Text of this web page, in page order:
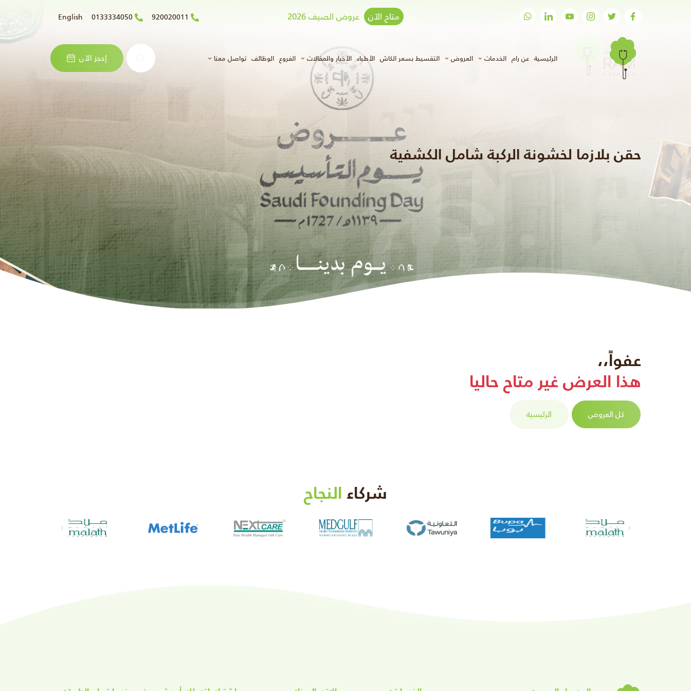
متاح الآن عروض الصيف 2026 920020011
0133334050
English
الرئيسية(الحالي)
عن رام الخدمات العروض التقسيط بسعر الكاش الأطباء الأخبار والمقالات الفروع الوظائف تواصل معنا إحجز الآن
حقن بلازما لخشونة الركبة شامل الكشفية
عفواً،،
هذا العرض غير متاح حاليا
كل العروض الرئيسية
شركاء النجاح